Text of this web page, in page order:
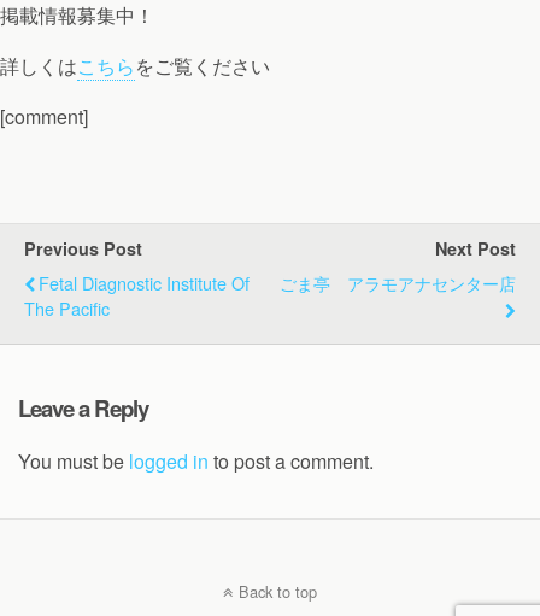
掲載情報募集中！
詳しくはこちらをご覧ください
[comment]
Previous Post
Fetal Diagnostic Institute Of
The Pacific
Next Post
ごま亭 アラモアナセンター店
Leave a Reply
You must be logged in to post a comment.
Back to top